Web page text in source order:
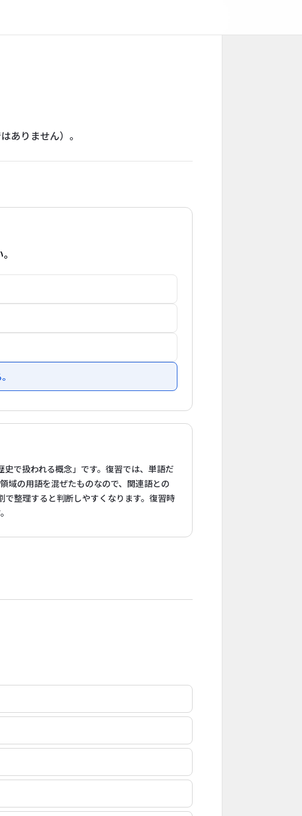
ありません）。
で扱われる概念」です。復習では、単語だ
域の用語を混ぜたものなので、関連語との
整理すると判断しやすくなります。復習時